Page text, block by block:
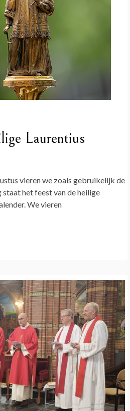
Laurentius
vieren we zoals gebruikelijk de
staat het feest van de heilige
We vieren